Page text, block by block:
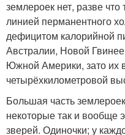
землероек нет, разве
линией перманентного
дефицитом калорийной
Австралии, Новой
Южной Америки, зато их
четырёхкилометровой
Большая часть
некоторые так и вообще
зверей. Одиночки; у